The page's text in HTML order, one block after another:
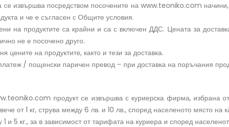
извършва посредством посочените на www.teoniko.com
и че е съгласен с Общите условия.
на продуктите са крайни и са с включен ДДС. Цената за
не е посочено друго.
на продуктите, както и тези за доставка.
/ пощенски паричен превод – при доставка на поръчания
продукт се извършва с куриерска фирма,
от 1 кг, струва между 6 лв. и 10 лв., според населеното място на
и 5 кг., за в зависимост от тарифата на куриера и според